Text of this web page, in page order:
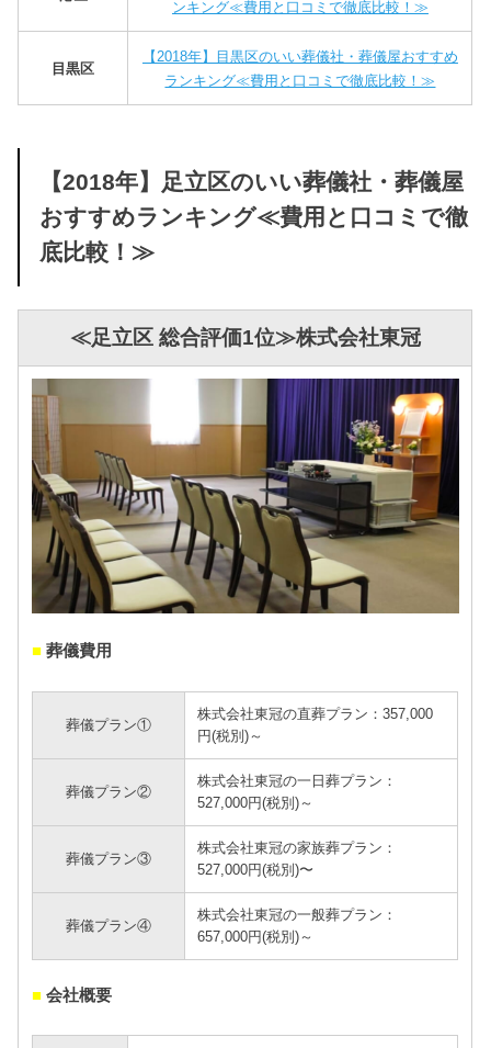
ンキング≪費用と口コミで徹底比較！≫
目黒区
【2018年】目黒区のいい葬儀社・葬儀屋おすすめ
ランキング≪費用と口コミで徹底比較！≫
【2018年】足立区のいい葬儀社・葬儀屋
おすすめランキング≪費用と口コミで徹
底比較！≫
≪足立区 総合評価1位≫株式会社東冠
■ 葬儀費用
葬儀プラン①
株式会社東冠の直葬プラン：357,000
円(税別)～
葬儀プラン②
株式会社東冠の一日葬プラン：
527,000円(税別)～
葬儀プラン③
株式会社東冠の家族葬プラン：
527,000円(税別)〜
葬儀プラン④
株式会社東冠の一般葬プラン：
657,000円(税別)～
■ 会社概要